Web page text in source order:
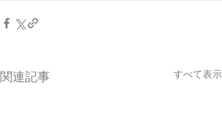
関連記事 すべて表示